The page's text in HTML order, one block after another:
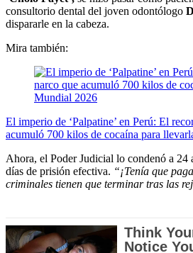
consultorio dental del joven odontólogo
dispararle en la cabeza.
Mira también:
El imperio de ‘Palpatine’ en Perú: El
acumuló 700 kilos de cocaína para
Ahora, el Poder Judicial lo condenó a 24
días de prisión efectiva. “¡Tenía que
criminales tienen que terminar tras las